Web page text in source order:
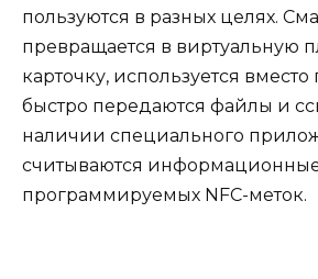
пользуются в разных целях.
превращается в виртуальную
карточку, используется вместо
быстро передаются файлы и
наличии специального
считываются
программируемых NFC-меток.